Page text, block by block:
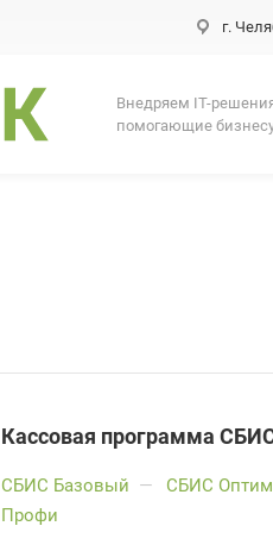
г.
Внедряем IT-
помогающие
Кассовая программа
СБИС Базовый — СБИС
Профи